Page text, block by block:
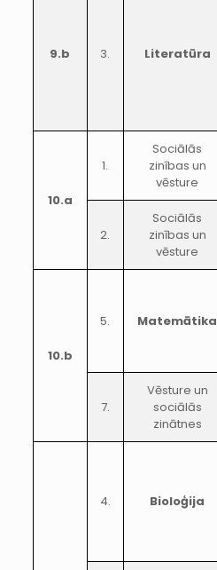
9.b 3. Literatūra
10.a
1.
Sociālās
zinības un
vēsture
2.
Sociālās
zinības un
vēsture
10.b
5. Matemātika
7.
Vēsture un
sociālās
zinātnes
4. Bioloģija